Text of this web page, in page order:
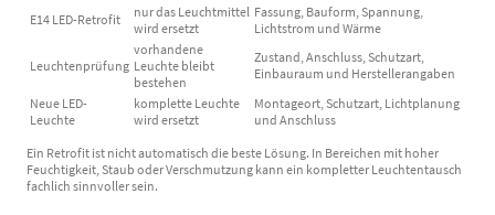
E14 LED-Retrofit
nur das Leuchtmittel
wird ersetzt
Fassung, Bauform, Spannung,
Lichtstrom und Wärme
Leuchtenprüfung
vorhandene
Leuchte bleibt
bestehen
Zustand, Anschluss, Schutzart,
Einbauraum und Herstellerangaben
Neue LED-
Leuchte
komplette Leuchte
wird ersetzt
Montageort, Schutzart, Lichtplanung
und Anschluss
Ein Retrofit ist nicht automatisch die beste Lösung. In Bereichen mit hoher
Feuchtigkeit, Staub oder Verschmutzung kann ein kompletter Leuchtentausch
fachlich sinnvoller sein.